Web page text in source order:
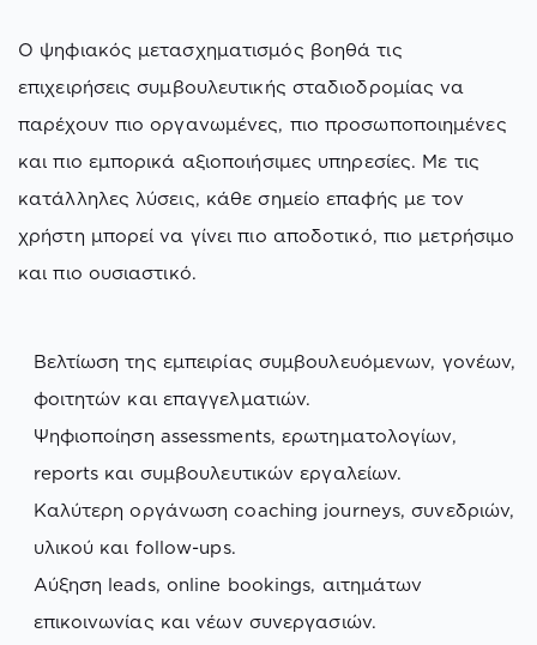
Ο ψηφιακός μετασχηματισμός βοηθά τις
επιχειρήσεις συμβουλευτικής σταδιοδρομίας να
παρέχουν πιο οργανωμένες, πιο προσωποποιημένες
και πιο εμπορικά αξιοποιήσιμες υπηρεσίες. Με τις
κατάλληλες λύσεις, κάθε σημείο επαφής με τον
χρήστη μπορεί να γίνει πιο αποδοτικό, πιο μετρήσιμο
και πιο ουσιαστικό.
Βελτίωση της εμπειρίας συμβουλευόμενων, γονέων,
φοιτητών και επαγγελματιών.
Ψηφιοποίηση assessments, ερωτηματολογίων,
reports και συμβουλευτικών εργαλείων.
Καλύτερη οργάνωση coaching journeys, συνεδριών,
υλικού και follow-ups.
Αύξηση leads, online bookings, αιτημάτων
επικοινωνίας και νέων συνεργασιών.